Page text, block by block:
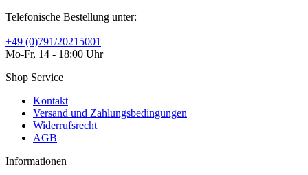
Telefonische Bestellung unter:
+49 (0)791/20215001
Mo-Fr, 14 - 18:00 Uhr
Shop Service
Kontakt
Versand und Zahlungsbedingungen
Widerrufsrecht
AGB
Informationen